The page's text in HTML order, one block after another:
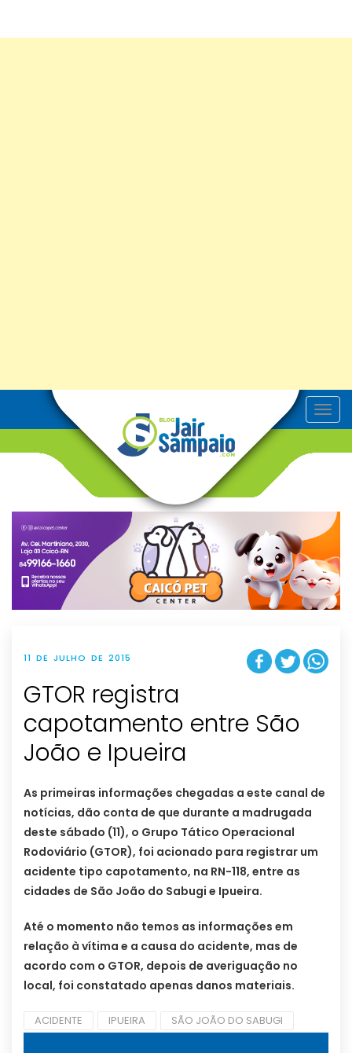
T
o
v
g
t
i
o
n
11 DE JULHO DE 2015
GTOR registra
capotamento entre São
João e Ipueira
As primeiras informações chegadas a este canal de
notícias, dão conta de que durante a madrugada
deste sábado (11), o Grupo Tático Operacional
Rodoviário (GTOR), foi acionado para registrar um
acidente tipo capotamento, na RN-118, entre as
cidades de São João do Sabugi e Ipueira.
Até o momento não temos as informações em
relação à vítima e a causa do acidente, mas de
acordo com o GTOR, depois de averiguação no
local, foi constatado apenas danos materiais.
ACIDENTE IPUEIRA SÃO JOÃO DO SABUGI